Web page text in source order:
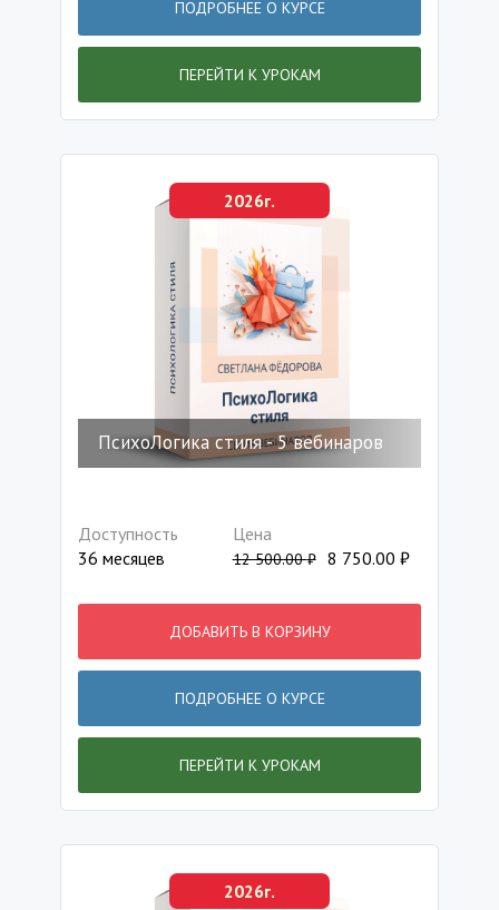
ПОДРОБНЕЕ О КУРСЕ
ПЕРЕЙТИ К УРОКАМ
2026г.
ПсихоЛогика стиля - 5 вебинаров
Доступность
36 месяцев
Цена
12 500.00₽ 8 750.00 ₽
ДОБАВИТЬ В КОРЗИНУ
ПОДРОБНЕЕ О КУРСЕ
ПЕРЕЙТИ К УРОКАМ
2026г.